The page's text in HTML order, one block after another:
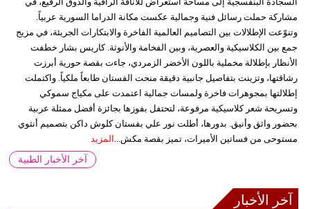
مشاركة حملت رسائل فنية وجمالية عكست مكانة الدراما السورية عربياً.
وتنوّعت الإطلالات بين التصاميم العالمية الفاخرة والابتكارات الجريئة، في مزيج
جمع بين الكلاسيكية والعصرية، وبين الفخامة والأنوثة. كاريس بشار خطفت
الأنظار بإطلالة مخملية باللون الأخضر الزمردي، جاءت بقصة حورية أبرزت
رشاقتها، وتزينت بتفاصيل جانبية دقيقة منحت الفستان طابعاً ملكياً. واكتملت
إطلالتها بمجوهرات فاخرة ولمسات جمالية اعتمدت على مكياج سموكي
وتسريحة شعر كلاسيكية مرفوعة، لتحتفل بفوزها بجائزة أفضل ممثلة عربية
بحضور واثق وأنيق. بدورها، أطلت نور علي بفستان كلوش داكن بتصميم أنثوي
مستوحى من فساتين الأميرات، تميز بقصة مكش...
المزيد
آخر الأخبار الطبية
آخر الأخبار